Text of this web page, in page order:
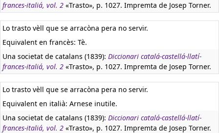
frances-italiá, vol. 2 «Trasto», p. 1027. Impremta de Josep Torner.
Lo trasto vèll que se arracòna pera no servir.
Equivalent en francès: Tè.
Una societat de catalans (1839): Diccionari catalá-castellá-llatí-
frances-italiá, vol. 2 «Trasto», p. 1027. Impremta de Josep Torner.
Lo trasto vèll que se arracòna pera no servir.
Equivalent en italià: Arnese inutile.
Una societat de catalans (1839): Diccionari catalá-castellá-llatí-
frances-italiá, vol. 2 «Trasto», p. 1027. Impremta de Josep Torner.